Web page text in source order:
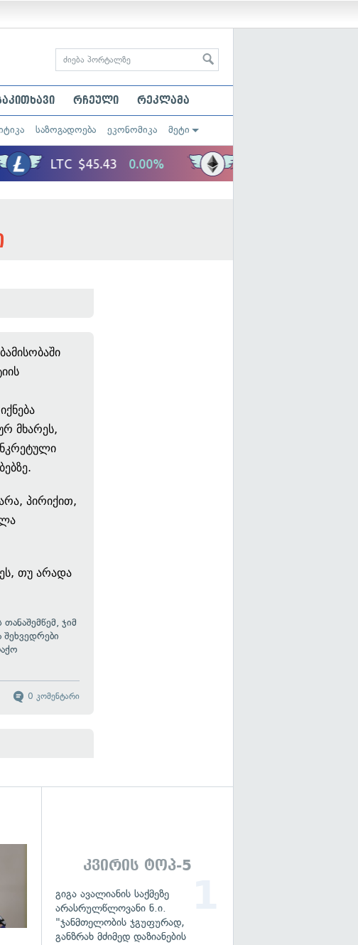
რჩეული რეკლამა
საზოგადოება ეკონომიკა მეტი
მხარეს,
პირიქით,
თუ არადა
ჯიმ
შეხვედრები
0 კომენტარი
გადახედვაკვირის ტოპ-5
გიგა ავალიანის საქმეზე
არასრულწლოვანი ნ.ი.
"ჯანმთელობის ჯგუფურად,
განზრახ მძიმედ დაზიანების